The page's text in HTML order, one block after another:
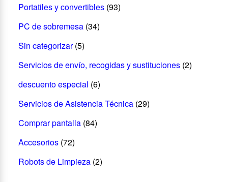
Portatiles y convertibles (93)
PC de sobremesa (34)
Sin categorizar (5)
Servicios de envío, recogidas y sustituciones (2)
descuento especial (6)
Servicios de Asistencia Técnica (29)
Comprar pantalla (84)
Accesorios (72)
Robots de Limpieza (2)